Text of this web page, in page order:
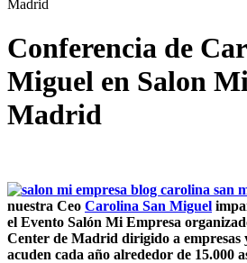
Madrid
Conferencia de
Miguel en Salon
Madrid
nuestra Ceo Carolina San Miguel
el Evento Salón Mi Empresa
Center de Madrid dirigido a empresas
acuden cada año alrededor de 15.000